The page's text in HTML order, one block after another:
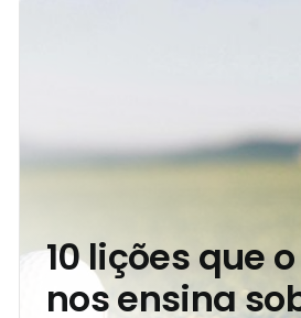
10 lições que
nos ensina